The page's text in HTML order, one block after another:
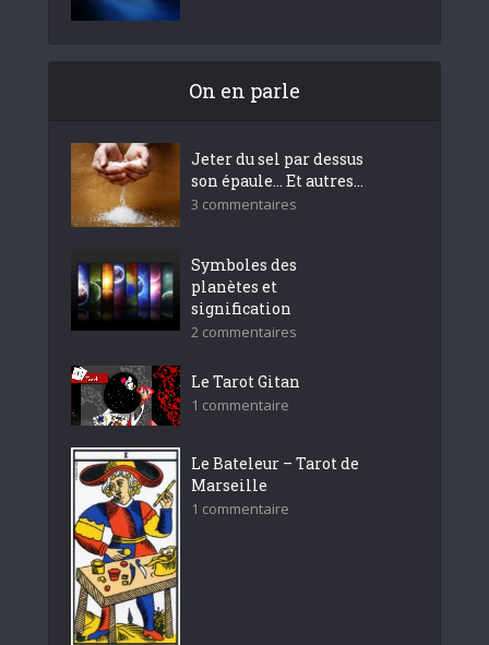
On en parle
Jeter du sel par dessus
son épaule… Et autres...
3 commentaires
Symboles des
planètes et
signification
2 commentaires
Le Tarot Gitan
1 commentaire
Le Bateleur – Tarot de
Marseille
1 commentaire